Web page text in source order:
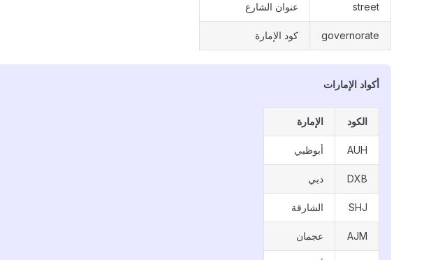
street عنوان الشارع
governorate كود الإمارة
أكواد الإمارات
الكود الإمارة
AUH أبوظبي
DXB دبي
SHJ الشارقة
AJM عجمان